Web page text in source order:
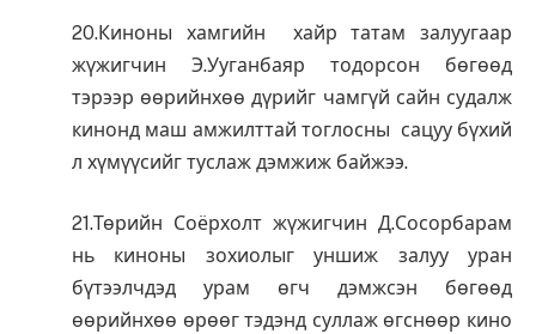
20.Киноны хамгийн хайр татам залуугаар
жүжигчин Э.Ууганбаяр тодорсон бөгөөд
тэрээр өөрийнхөө дүрийг чамгүй сайн судалж
кинонд маш амжилттай тоглосны сацуу бүхий
л хүмүүсийг туслаж дэмжиж байжээ.
21.Төрийн Соёрхолт жүжигчин Д.Сосорбарам
нь киноны зохиолыг уншиж залуу уран
бүтээлчдэд урам өгч дэмжсэн бөгөөд
өөрийнхөө өрөөг тэдэнд суллаж өгснөөр кино